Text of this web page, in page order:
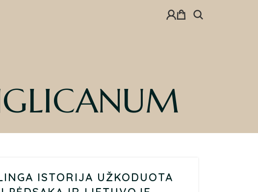
ISTORIJA UŽKODUOTA